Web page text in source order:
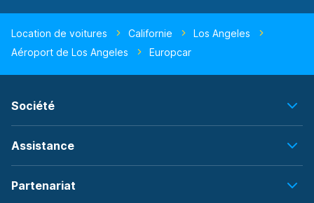
Location de voitures Californie
Los Angeles
Aéroport de Los Angeles
Europcar
Société
Assistance
Partenariat